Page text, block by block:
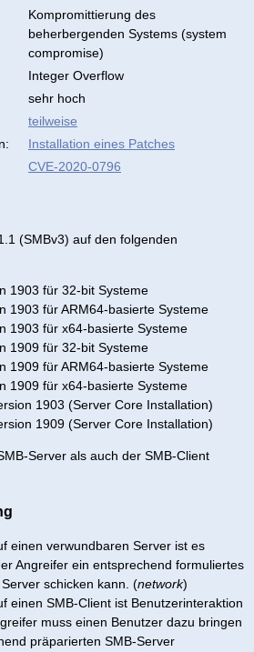
Kompromittierung des
beherbergenden Systems (system
compromise)
Integer Overflow
sehr hoch
teilweise
Installation eines Patches
CVE-2020-0796
(SMBv3) auf den folgenden
1903 für 32-bit Systeme
1903 für ARM64-basierte Systeme
1903 für x64-basierte Systeme
1909 für 32-bit Systeme
1909 für ARM64-basierte Systeme
1909 für x64-basierte Systeme
1903 (Server Core Installation)
1909 (Server Core Installation)
Server als auch der SMB-Client
einen verwundbaren Server ist es
Angreifer ein entsprechend formuliertes
schicken kann. (network)
einen SMB-Client ist Benutzerinteraktion
muss einen Benutzer dazu bringen
präparierten SMB-Server